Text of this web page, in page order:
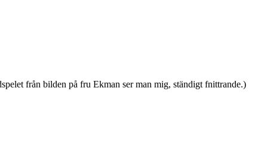
från bilden på fru Ekman ser man mig, ständigt fnittrande.)